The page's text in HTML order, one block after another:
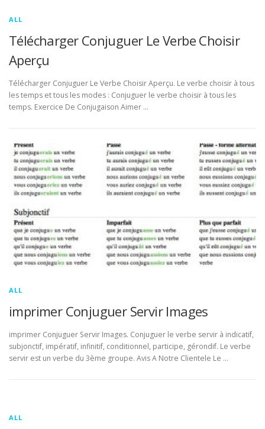
ALL
Télécharger Conjuguer Le Verbe Choisir
Aperçu
Télécharger Conjuguer Le Verbe Choisir Aperçu. Le verbe choisir à tous
les temps et tous les modes : Conjuguer le verbe choisir à tous les
temps. Exercice De Conjugaison Aimer …
ALL
imprimer Conjuguer Servir Images
imprimer Conjuguer Servir Images. Conjuguer le verbe servir à indicatif,
subjonctif, impératif, infinitif, conditionnel, participe, gérondif. Le verbe
servir est un verbe du 3ème groupe. Avis A Notre Clientele Le …
ALL